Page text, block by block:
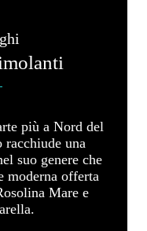
più a Nord del
una
suo genere che
moderna offerta
Mare e